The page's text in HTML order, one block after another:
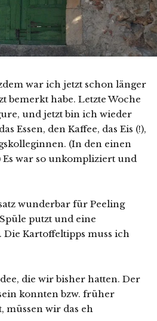
war ich jetzt schon länger
bemerkt habe. Letzte Woche
und jetzt bin ich wieder
Essen, den Kaffee, das Eis (!),
(In den einen
Es war so unkompliziert und
wunderbar für Peeling
putzt und eine
Kartoffeltipps muss ich
die wir bisher hatten. Der
konnten bzw. früher
müssen wir das eh